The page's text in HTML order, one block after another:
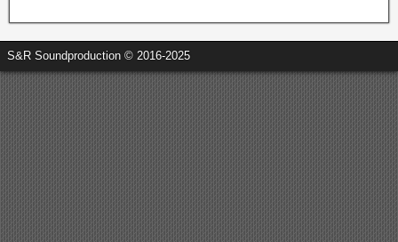
S&R Soundproduction © 2016-2025